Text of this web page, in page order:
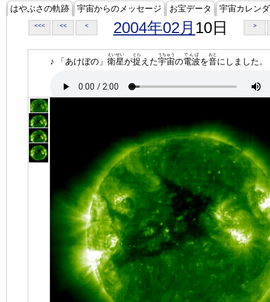
はやぶさの軌跡 宇宙からのメッセージ お宝データ 宇宙カレン
<<< << < 2004年02月 10日 >
♪ 「あけぼの」 衛星
えいせい
が捉
とら
えた宇宙
うちゅう
の電波
でんぱ
を音
おと
にしました。